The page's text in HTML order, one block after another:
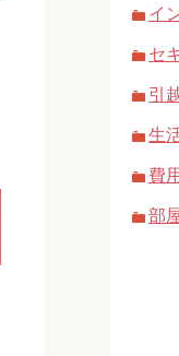
イ
セ
引
生
費用
部